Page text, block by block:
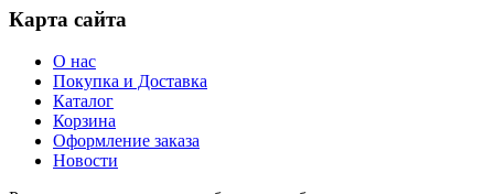
Карта сайта
О нас
Покупка и Доставка
Каталог
Корзина
Оформление заказа
Новости